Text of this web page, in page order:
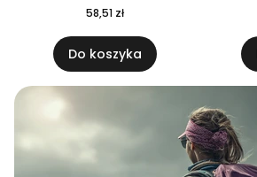
58,51 zł
Do koszyka